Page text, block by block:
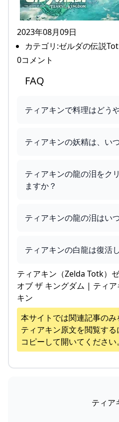
2023年08月09日
カテゴリ:ゼルダの伝説
0コメント
FAQ
ティアキンで料理はどう
ティアキンの妖精は、い
ティアキンの龍の泪をク
ますか？
ティアキンの龍の泪はい
ティアキンの白龍は復活
ティアキン（Zelda Totk）
オブ ザ キングダム | ティ
キン
本サイトでは関連記事のみ
ティアキン原文を閲覧す
コピーして開いてください。
ティア